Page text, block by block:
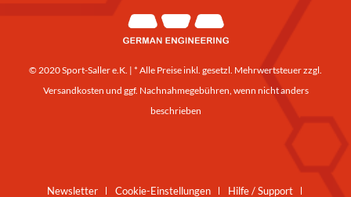
© 2020 Sport-Saller e.K. | * Alle Preise inkl. gesetzl. Mehrwertsteuer zzgl.
Versandkosten und ggf. Nachnahmegebühren, wenn nicht anders
beschrieben
Newsletter Cookie-Einstellungen Hilfe / Support